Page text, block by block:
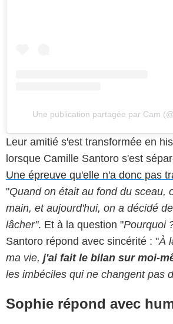
Une publication partagée par Cam
Leur amitié s'est transformée en
lorsque Camille Santoro s'est
Une épreuve qu'elle n'a donc pas
"Quand on était au fond du sceau,
main, et aujourd'hui, on a décidé
lâcher". Et à la question "Pourquoi
Santoro répond avec sincérité : "À
ma vie, j'ai fait le bilan sur moi-
les imbéciles qui ne changent pas
Sophie répond avec